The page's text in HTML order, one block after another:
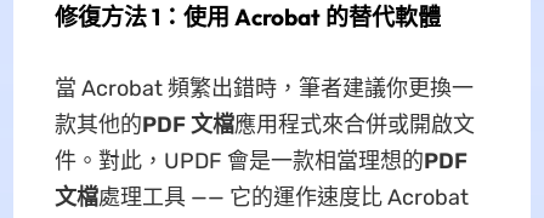
修復方法 1：使用 Acrobat 的替代軟體
當 Acrobat 頻繁出錯時，筆者建議你更換一
款其他的PDF 文檔應用程式來合併或開啟文
件。對此，UPDF 會是一款相當理想的PDF
文檔處理工具 —— 它的運作速度比 Acrobat